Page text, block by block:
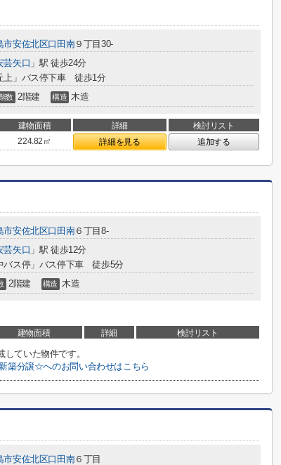
市安佐北区口田南９丁目30-
芸矢口 」駅 徒歩24分
上」バス停下車 徒歩1分
数 2階建 構造 木造
建物面積 詳細
検討リスト
224.82㎡ 詳細を見る 追加する
市安佐北区口田南６丁目8-
芸矢口 」駅 徒歩12分
バス停」バス停下車 徒歩5分
2階建 構造 木造
建物面積 詳細 検討リスト
していた物件です。
分譲☆へのお問い合わせはこちら
市安佐北区口田南６丁目